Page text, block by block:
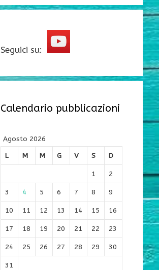
Seguici su:
Calendario pubblicazioni
Agosto 2026
L
M M G V S D
1 2
3 4 5 6 7 8 9
10 11 12 13 14 15 16
17 18 19 20 21 22 23
24 25 26 27 28 29 30
31